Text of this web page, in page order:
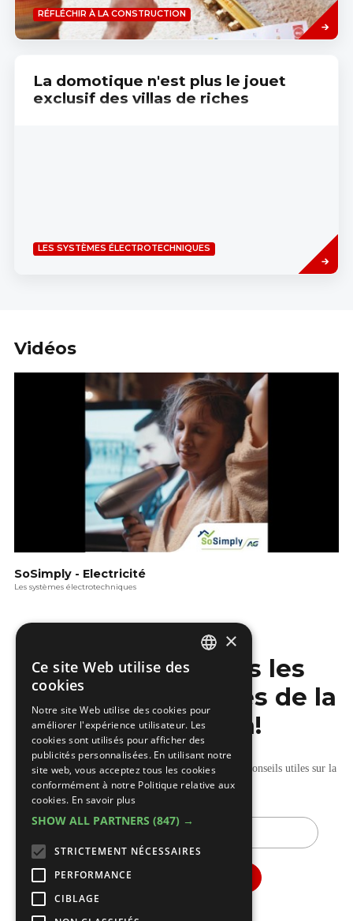
RÉFLÉCHIR À LA CONSTRUCTION
Savoir
plus
La domotique n'est plus le jouet
exclusif des villas de riches
LES SYSTÈMES ÉLECTROTECHNIQUES
more
Vidéos
SoSimply - Electricité
Les systèmes électrotechniques
Ne manquez pas les
dernières nouvelles de la
construction!
Recevez nos mises à jour hebdomadaires pleines de conseils utiles sur la
construction et la rénovation.
E-
×
Ce site Web utilise des
cookies
Notre site Web utilise des cookies pour
améliorer l'expérience utilisateur. Les
cookies sont utilisés pour afficher des
publicités personnalisées. En utilisant notre
site web, vous acceptez tous les cookies
conformément à notre Politique relative aux
cookies. En savoir plus
SHOW ALL PARTNERS (847) →
STRICTEMENT NÉCESSAIRES
PERFORMANCE
CIBLAGE